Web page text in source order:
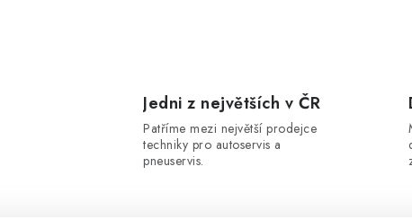
Jedni z největších v ČR
Patříme mezi největší prodejce
techniky pro autoservis a
pneuservis.